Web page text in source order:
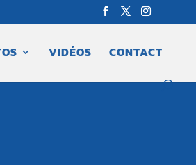
VIDÉOS CONTACT